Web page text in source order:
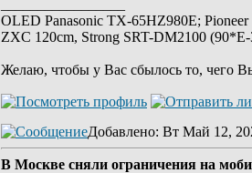
OLED Panasonic TX-65HZ980E;
ZXC 120cm, Strong SRT-DM2100
Желаю, чтобы у Вас сбылось то, чего
Добавлено: Вт Май 12,
В Москве сняли ограничения на